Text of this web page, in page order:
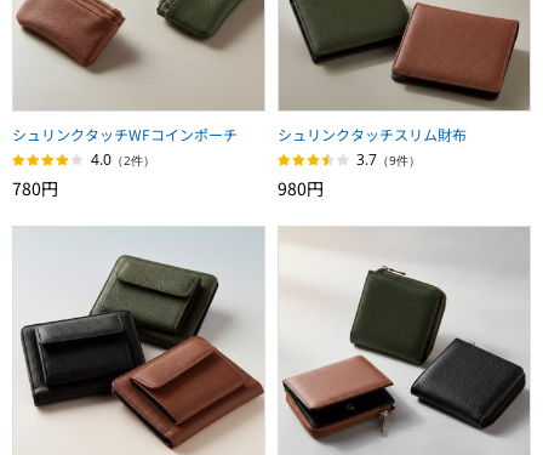
シュリンクタッチWFコインポーチ
4.0 （2件）
780円
シュリンクタッチスリム財布
3.7 （9件）
980円